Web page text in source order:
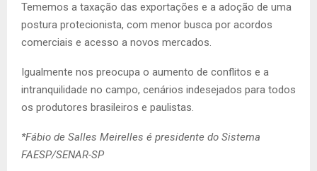
Tememos a taxação das exportações e a adoção de uma
postura protecionista, com menor busca por acordos
comerciais e acesso a novos mercados.
Igualmente nos preocupa o aumento de conflitos e a
intranquilidade no campo, cenários indesejados para todos
os produtores brasileiros e paulistas.
*Fábio de Salles Meirelles é presidente do Sistema
FAESP/SENAR-SP